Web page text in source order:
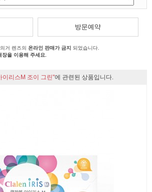
방문예약
거 렌즈의 온라인 판매가 금지
되었습니다.
장을 이용해 주세요.
이리스M 조이 그린"에 관련된 상품입니다.